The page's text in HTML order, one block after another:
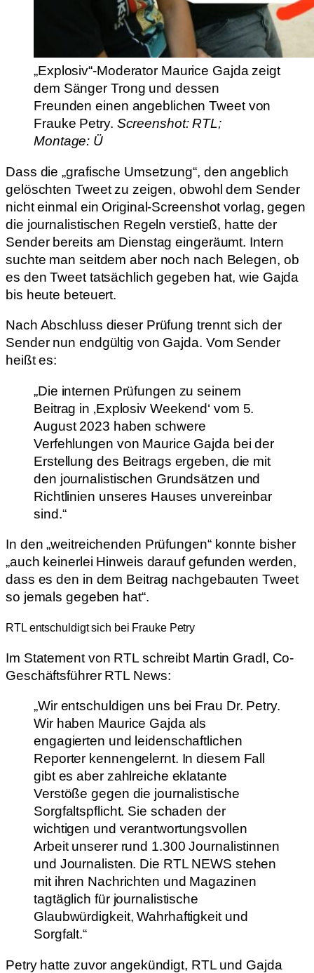
„Explosiv“-Moderator Maurice Gajda zeigt
dem Sänger Trong und dessen
Freunden einen angeblichen Tweet von
Frauke Petry. Screenshot: RTL;
Montage: Ü
Dass die „grafische Umsetzung“, den angeblich
gelöschten Tweet zu zeigen, obwohl dem Sender
nicht einmal ein Original-Screenshot vorlag, gegen
die journalistischen Regeln verstieß, hatte der
Sender bereits am Dienstag eingeräumt. Intern
suchte man seitdem aber noch nach Belegen, ob
es den Tweet tatsächlich gegeben hat, wie Gajda
bis heute beteuert.
Nach Abschluss dieser Prüfung trennt sich der
Sender nun endgültig von Gajda. Vom Sender
heißt es:
„Die internen Prüfungen zu seinem
Beitrag in ‚Explosiv Weekend‘ vom 5.
August 2023 haben schwere
Verfehlungen von Maurice Gajda bei der
Erstellung des Beitrags ergeben, die mit
den journalistischen Grundsätzen und
Richtlinien unseres Hauses unvereinbar
sind.“
In den „weitreichenden Prüfungen“ konnte bisher
„auch keinerlei Hinweis darauf gefunden werden,
dass es den in dem Beitrag nachgebauten Tweet
so jemals gegeben hat“.
RTL entschuldigt sich bei Frauke Petry
Im Statement von RTL schreibt Martin Gradl, Co-
Geschäftsführer RTL News:
„Wir entschuldigen uns bei Frau Dr. Petry.
Wir haben Maurice Gajda als
engagierten und leidenschaftlichen
Reporter kennengelernt. In diesem Fall
gibt es aber zahlreiche eklatante
Verstöße gegen die journalistische
Sorgfaltspflicht. Sie schaden der
wichtigen und verantwortungsvollen
Arbeit unserer rund 1.300 Journalistinnen
und Journalisten. Die RTL NEWS stehen
mit ihren Nachrichten und Magazinen
tagtäglich für journalistische
Glaubwürdigkeit, Wahrhaftigkeit und
Sorgfalt.“
Petry hatte zuvor angekündigt, RTL und Gajda